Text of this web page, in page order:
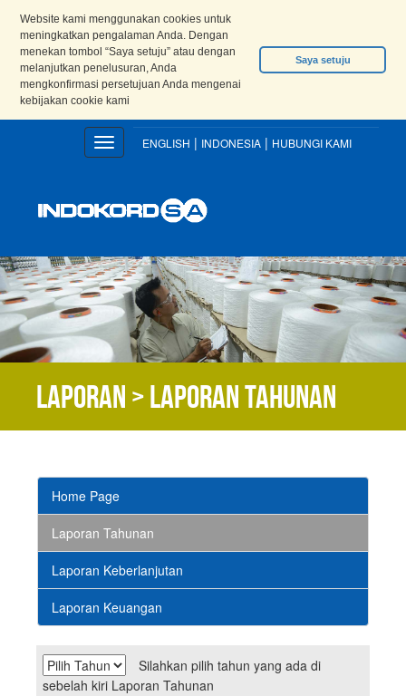
Website kami menggunakan cookies untuk
meningkatkan pengalaman Anda. Dengan
menekan tombol “Saya setuju” atau dengan
melanjutkan penelusuran, Anda
mengkonfirmasi persetujuan Anda mengenai
kebijakan cookie kami
Saya setuju
ENGLISH | INDONESIA | HUBUNGI KAMI
Toggle
navigation
Laporan > Laporan Tahunan
Home Page
Laporan Tahunan
Laporan Keberlanjutan
Laporan Keuangan
Silahkan pilih tahun yang ada di
sebelah kiri Laporan Tahunan